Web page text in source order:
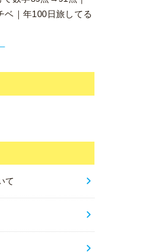
ベ｜年100日旅してる
て